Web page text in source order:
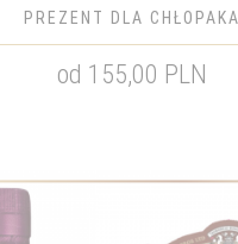
PREZENT DLA CHŁOPAKA
od 155,00 PLN